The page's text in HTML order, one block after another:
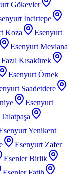
Gökevler
İncirtepe
Koza
Esenyurt
Esenyurt Mevlana
Kısakürek
Esenyurt Örnek
Saadetdere
Esenyurt
Yenikent
Esenyurt Zafer
Esenler Birlik